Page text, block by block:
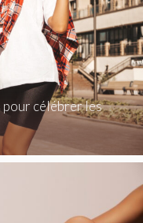
pour célébrer les